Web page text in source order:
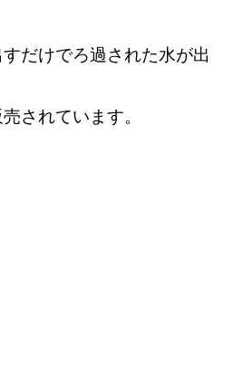
だけでろ過された水が出
されています。